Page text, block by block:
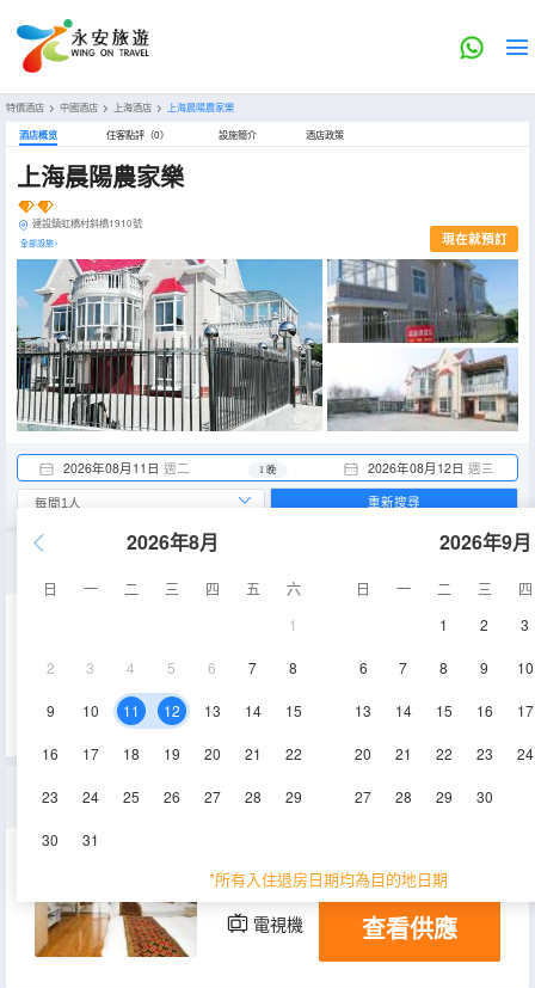
特價酒店 > 中國酒店 > 上海酒店 > 上海晨陽農家樂
酒店概览 住客點評（0） 設施簡介 酒店政策
上海晨陽農家樂
建設鎮虹橋村斜橋1910號
全部設施> 現在就預訂
2026年08月11日 週二 2026年08月12日 週三
1 晚
2026年8月
日 一 二 三 四 五
六
1
2 3 4 5 6 7 8
9 10 11 12 13 14 15
16 17 18 19 20 21 22
23 24 25 26 27 28 29
30 31
2026年9月
日 一 二 三
四
1
2 3
6 7 8 9 10
13 14 15 16 17
20 21 22 23 24
27 28 29 30
*所有入住退房日期均為目的地日期
重新搜尋
空調
三人間
20㎡ 2層 空調
電視機 查看供應